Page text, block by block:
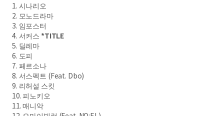
1. 시나리오
2. 모노드라마
3. 임포스터
4. 서커스 *TITLE
5. 딜레마
6. 도피
7. 페르소나
8. 서스펙트 (Feat. Dbo)
9. 리허설 스킷
10. 피노키오
11. 매니악